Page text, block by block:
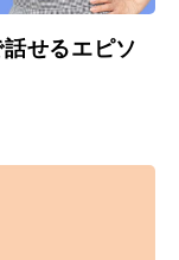
せるエピソ